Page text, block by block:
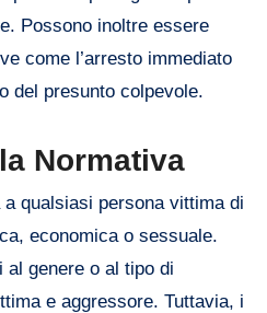
Possono inoltre essere
come l’arresto immediato
del presunto colpevole.
Normativa
qualsiasi persona vittima di
economica o sessuale.
al genere o al tipo di
e aggressore. Tuttavia, i